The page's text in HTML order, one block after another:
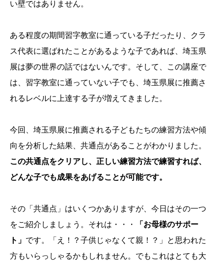
い壁ではありません。
ある程度の期間習字教室に通っている子だったり、クラ
ス代表に選ばれたことがあるような子であれば、埼玉県
展は夢の世界の話ではないんです。そして、この講座で
は、習字教室に通っていない子でも、埼玉県展に推薦さ
れるレベルに上達する子が増えてきました。
今回、埼玉県展に推薦される子どもたちの練習方法や傾
向を分析した結果、共通点があることがわかりました。
この共通点をクリアし、正しい練習方法で練習すれば、
どんな子でも成果をあげることが可能です。
その「共通点」はいくつかありますが、今日はその一つ
をご紹介しましょう。それは・・・
「お母様のサポー
ト」 です。「え！？子供じゃなくて親！？」と思われた
方もいらっしゃるかもしれません。でもこれはとても大